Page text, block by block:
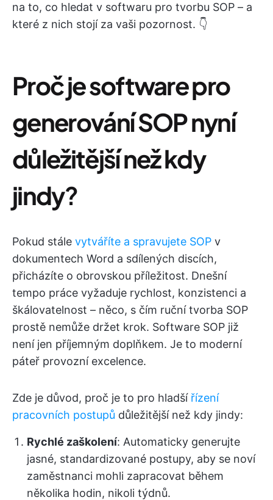
na to, co hledat v softwaru pro tvorbu SOP – a
které z nich stojí za vaši pozornost. 👇
Proč je software pro
generování SOP nyní
důležitější než kdy
jindy?
Pokud stále vytváříte a spravujete SOP v
dokumentech Word a sdílených discích,
přicházíte o obrovskou příležitost. Dnešní
tempo práce vyžaduje rychlost, konzistenci a
škálovatelnost – něco, s čím ruční tvorba SOP
prostě nemůže držet krok. Software SOP již
není jen příjemným doplňkem. Je to moderní
páteř provozní excelence.
Zde je důvod, proč je to pro hladší řízení
pracovních postupů důležitější než kdy jindy:
Rychlé zaškolení: Automaticky generujte
jasné, standardizované postupy, aby se noví
zaměstnanci mohli zapracovat během
několika hodin, nikoli týdnů.